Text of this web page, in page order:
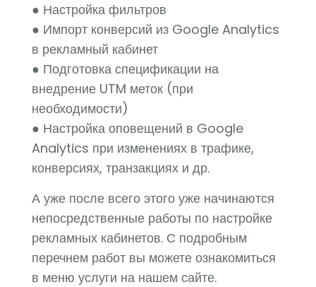
● Настройка фильтров
● Импорт конверсий из Google Analytics
в рекламный кабинет
● Подготовка спецификации на
внедрение UTM меток (при
необходимости)
● Настройка оповещений в Google
Analytics при изменениях в трафике,
конверсиях, транзакциях и др.
А уже после всего этого уже начинаются
непосредственные работы по настройке
рекламных кабинетов. С подробным
перечнем работ вы можете ознакомиться
в меню услуги на нашем сайте.